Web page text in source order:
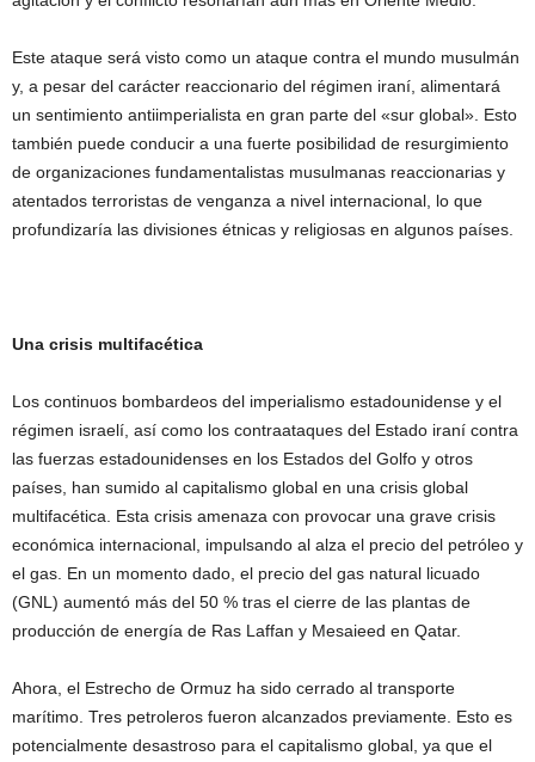
Este ataque será visto como un ataque contra el mundo musulmán
y, a pesar del carácter reaccionario del régimen iraní, alimentará
un sentimiento antiimperialista en gran parte del «sur global». Esto
también puede conducir a una fuerte posibilidad de resurgimiento
de organizaciones fundamentalistas musulmanas reaccionarias y
atentados terroristas de venganza a nivel internacional, lo que
profundizaría las divisiones étnicas y religiosas en algunos países.
Una crisis multifacética
Los continuos bombardeos del imperialismo estadounidense y el
régimen israelí, así como los contraataques del Estado iraní contra
las fuerzas estadounidenses en los Estados del Golfo y otros
países, han sumido al capitalismo global en una crisis global
multifacética. Esta crisis amenaza con provocar una grave crisis
económica internacional, impulsando al alza el precio del petróleo y
el gas. En un momento dado, el precio del gas natural licuado
(GNL) aumentó más del 50 % tras el cierre de las plantas de
producción de energía de Ras Laffan y Mesaieed en Qatar.
Ahora, el Estrecho de Ormuz ha sido cerrado al transporte
marítimo. Tres petroleros fueron alcanzados previamente. Esto es
potencialmente desastroso para el capitalismo global, ya que el